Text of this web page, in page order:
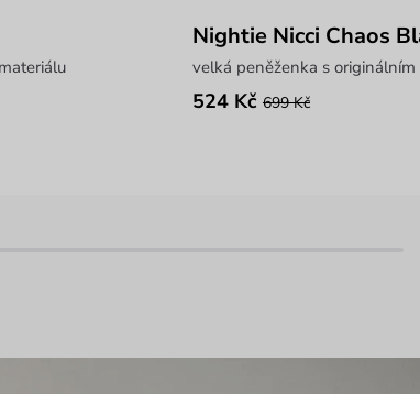
Nightie Nicci Chaos
velká peněženka s
524 Kč 699 Kč